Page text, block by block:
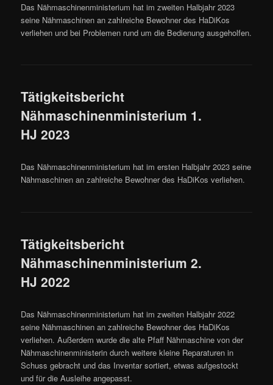
Das Nähmaschinenministerium hat im zweiten Halbjahr 2023
seine Nähmaschinen an zahlreiche Bewohner des HaDiKos
verliehen und bei Problemen rund um die Bedienung ausgeholfen.
Tätigkeitsbericht
Nähmaschinenministerium 1.
HJ 2023
Das Nähmaschinenministerium hat im ersten Halbjahr 2023 seine
Nähmaschinen an zahlreiche Bewohner des HaDiKos verliehen.
Tätigkeitsbericht
Nähmaschinenministerium 2.
HJ 2022
Das Nähmaschinenministerium hat im zweiten Halbjahr 2022
seine Nähmaschinen an zahlreiche Bewohner des HaDiKos
verliehen. Außerdem wurde die alte Pfaff Nähmaschine von der
Nähmaschinenministerin durch weitere kleine Reparaturen in
Schuss gebracht und das Inventar sortiert, etwas aufgestockt
und für die Ausleihe angepasst.